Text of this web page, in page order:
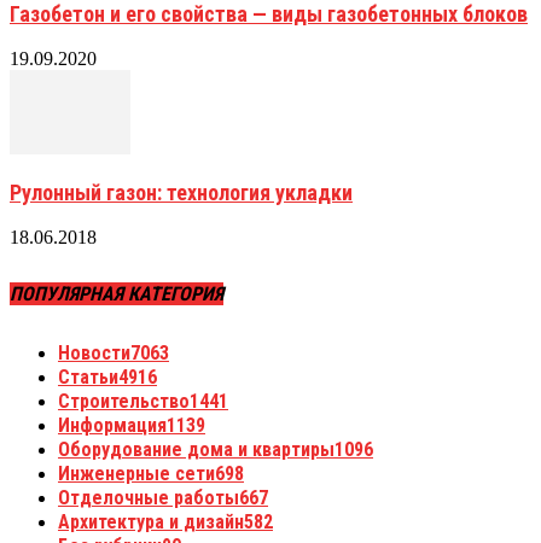
Газобетон и его свойства — виды газобетонных блоков
19.09.2020
Рулонный газон: технология укладки
18.06.2018
ПОПУЛЯРНАЯ КАТЕГОРИЯ
Новости7063
Статьи4916
Строительство1441
Информация1139
Оборудование дома и квартиры1096
Инженерные сети698
Отделочные работы667
Архитектура и дизайн582